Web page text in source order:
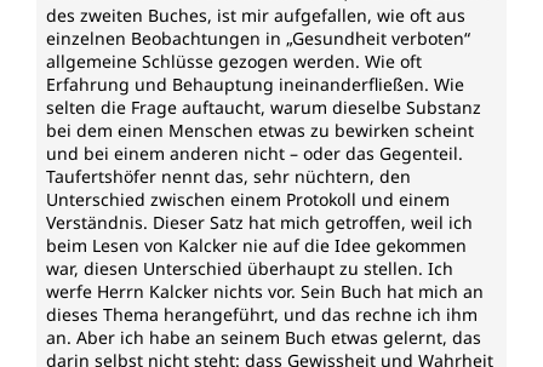
des zweiten Buches, ist mir aufgefallen, wie oft aus
einzelnen Beobachtungen in „Gesundheit verboten“
allgemeine Schlüsse gezogen werden. Wie oft
Erfahrung und Behauptung ineinanderfließen. Wie
selten die Frage auftaucht, warum dieselbe Substanz
bei dem einen Menschen etwas zu bewirken scheint
und bei einem anderen nicht – oder das Gegenteil.
Taufertshöfer nennt das, sehr nüchtern, den
Unterschied zwischen einem Protokoll und einem
Verständnis. Dieser Satz hat mich getroffen, weil ich
beim Lesen von Kalcker nie auf die Idee gekommen
war, diesen Unterschied überhaupt zu stellen. Ich
werfe Herrn Kalcker nichts vor. Sein Buch hat mich an
dieses Thema herangeführt, und das rechne ich ihm
an. Aber ich habe an seinem Buch etwas gelernt, das
darin selbst nicht steht: dass Gewissheit und Wahrheit